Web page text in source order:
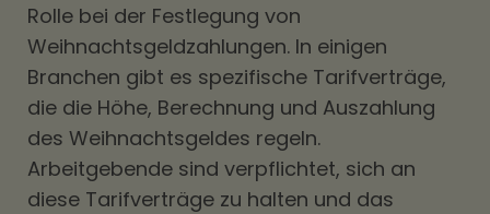
Rolle bei der Festlegung von
Weihnachtsgeldzahlungen. In einigen
Branchen gibt es spezifische Tarifverträge,
die die Höhe, Berechnung und Auszahlung
des Weihnachtsgeldes regeln.
Arbeitgebende sind verpflichtet, sich an
diese Tarifverträge zu halten und das